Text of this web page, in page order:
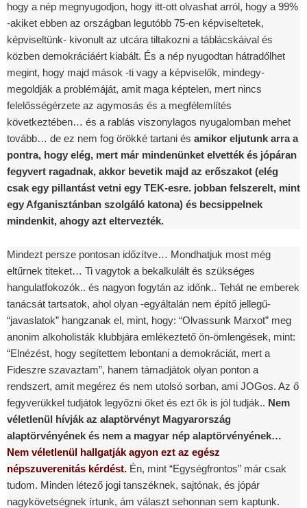
hogy a nép megnyugodjon, hogy itt-ott olvashat arról, hogy a 99%
-akiket ebben az országban legutóbb 75-en képviseltetek,
képviseltünk- kivonult az utcára tiltakozni a táblácskáival és
közben demokráciáért kiabált. És a nép nyugodtan hátradőlhet
megint, hogy majd mások -ti vagy a képviselők, mindegy-
megoldják a problémáját, amit maga képtelen, mert nincs
felelősségérzete az agymosás és a megfélemlítés
következtében… és a rablás viszonylagos nyugalomban mehet
tovább… de ez nem fog örökké tartani és amikor eljutunk arra a
pontra, hogy elég, mert már mindenünket elvették és jópáran
fegyvert ragadnak, akkor bevetik majd az erőszakot (elég
csak egy pillantást vetni egy TEK-esre. jobban felszerelt, mint
egy Afganisztánban szolgáló katona) és becsippelnek
mindenkit, ahogy azt eltervezték.
Mindezt persze pontosan időzítve… Mondhatjuk most még
eltűrnek titeket… Ti vagytok a bekalkulált és szükséges
hangulatfokozók.. és nagyon fogytán az időnk.. Tehát ne emberek
tanácsát tartsatok, ahol olyan -egyáltalán nem építő jellegű-
“javaslatok” hangzanak el, mint, hogy: “Olvassunk Marxot” meg
anonim alkoholisták klubbjára emlékeztető ön-ömlengések, mint:
“Elnézést, hogy segítettem lebontani a demokráciát, mert a
Fideszre szavaztam”, hanem támadjátok olyan ponton a
rendszert, amit megérez és nem utolsó sorban, ami JOGos. Az ő
fegyverükkel tudjátok legyőzni őket és ezt ők is jól tudják.. Nem
véletlenül hívják az alaptörvényt Magyarország
alaptörvényének és nem a magyar nép alaptörvényének…
Nem véletlenül hallgatják agyon ezt az egész
népszuverenitás kérdést. Én, mint “Egységfrontos” már csak
tudom. Minden létező jogi tanszéknek, sajtónak, és jópár
nagykövetségnek írtunk, ám választ sehonnan sem kaptunk.